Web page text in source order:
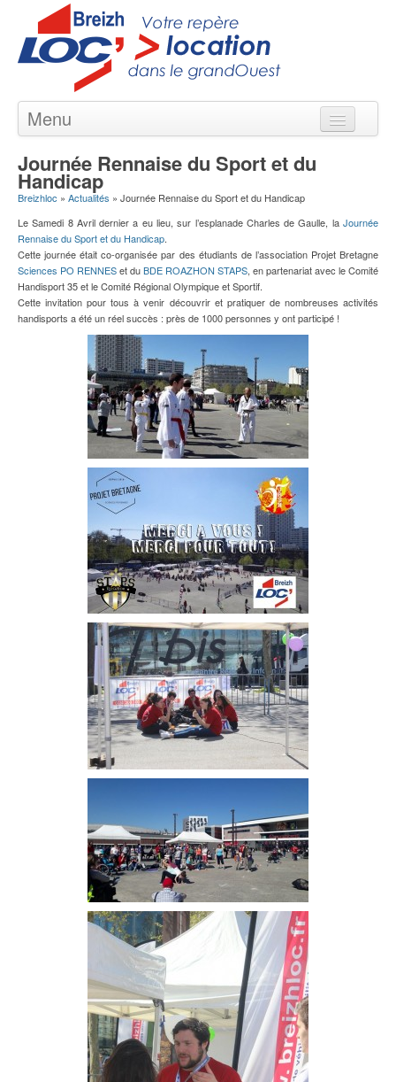
Menu
Nos Agences en Bretagne
Nos Véhicules
Nos Offres
Contact
Journée Rennaise du Sport et du
Handicap
Breizhloc » Actualités » Journée Rennaise du Sport et du Handicap
Le Samedi 8 Avril dernier a eu lieu, sur l’esplanade Charles de Gaulle, la Journée
Rennaise du Sport et du Handicap.
Cette journée était co-organisée par des étudiants de l’association Projet Bretagne
Sciences PO RENNESet duBDE ROAZHON STAPS, en partenariat avec le Comité
Handisport 35 et le Comité Régional Olympique et Sportif.
Cette invitation pour tous à venir découvrir et pratiquer de nombreuses activités
handisports a été un réel succès : près de 1000 personnes y ont participé !